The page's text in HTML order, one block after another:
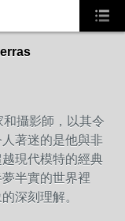
和攝影師，以其令
著迷的是他與非
現代模特的經典
半實的世界裡
深刻理解。